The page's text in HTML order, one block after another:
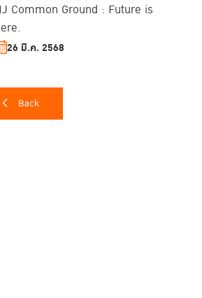
Common Ground : Future is
26 มี.ค. 2568
Back